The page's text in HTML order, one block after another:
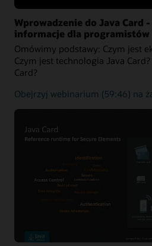
Wprowadzenie do Java Card
informacje dla programistów
Omówimy podstawy: Czym jest
Czym jest technologia Java
Card?
Obejrzyj webinarium
Java
(59:46) na